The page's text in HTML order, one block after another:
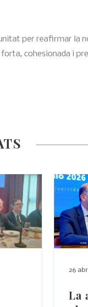
per reafirmar la
cohesionada i
26
La